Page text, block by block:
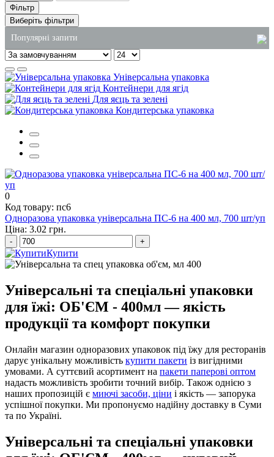
Фільтр
Виберіть фільтри
Популярні запити
пакети паперові купити київ
купити паперові рушники київ
замовити господарські товари
одноразовий пластиковий стакан
соусник пластиковий купити
Універсальна упаковка
Контейнери для ягід
Для яєць та зелені
Кондитерська упаковка
0
Код товару: пс6
Одноразова упаковка універсальна ПС-6 на 400 мл, 700 шт/уп
Ціна: 3.02 грн.
- +
Купити
Універсальні та спеціальні упаковки
для їжі: ОБ'ЄМ - 400мл — якість
продукції та комфорт покупки
Онлайн магазин одноразових упаковок під їжу для ресторанів
дарує унікальну можливість купити пакети із вигідними
умовами. А суттєвий асортимент на пакети паперові оптом
надасть можливість зробити точний вибір. Також однією з
наших пропозицій є миючі засоби, ціни і якість — запорука
успішної покупки. Ми пропонуємо надійну доставку в Суми
та по Україні.
Універсальні та спеціальні упаковки